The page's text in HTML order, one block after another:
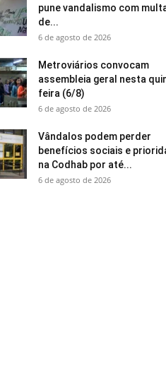
pune vandalismo com
de...
6 de agosto de 2026
Metroviários convocam
assembleia geral nesta
feira (6/8)
6 de agosto de 2026
Vândalos podem perder
benefícios sociais e
na Codhab por até...
6 de agosto de 2026